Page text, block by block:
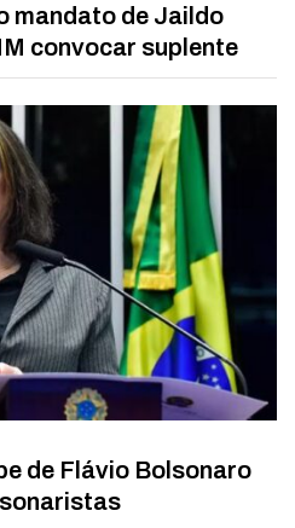
mandato de Jaildo
convocar suplente
de Flávio Bolsonaro